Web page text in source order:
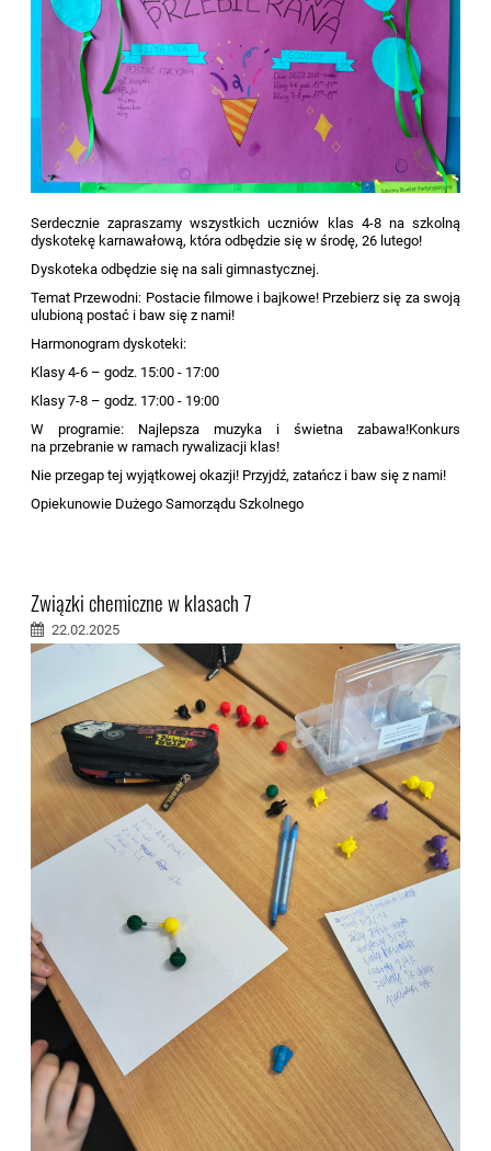
Serdecznie zapraszamy wszystkich uczniów klas 4-8 na szkolną
dyskotekę karnawałową, która odbędzie się w środę, 26 lutego!
Dyskoteka odbędzie się na sali gimnastycznej.
Temat Przewodni: Postacie filmowe i bajkowe! Przebierz się za swoją
ulubioną postać i baw się z nami!
Harmonogram dyskoteki:
Klasy 4-6 – godz. 15:00 - 17:00
Klasy 7-8 – godz. 17:00 - 19:00
W programie: Najlepsza muzyka i świetna zabawa!Konkurs
na przebranie w ramach rywalizacji klas!
Nie przegap tej wyjątkowej okazji! Przyjdź, zatańcz i baw się z nami!
Opiekunowie Dużego Samorządu Szkolnego
Związki chemiczne w klasach 7
22.02.2025